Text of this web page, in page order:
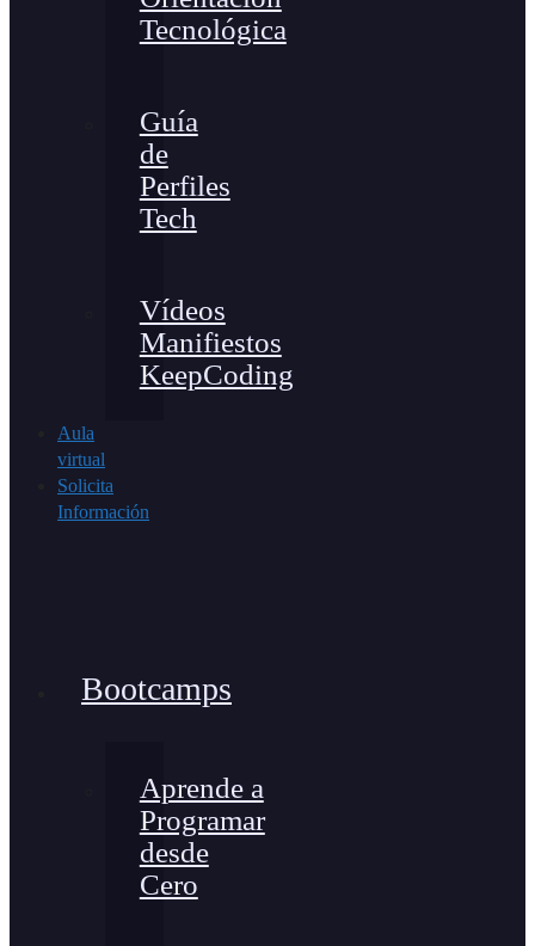
Tecnológica
Guía
de
Perfiles
Tech
Vídeos
Manifiestos
KeepCoding
Aula
virtual
Solicita
Información
Bootcamps
Aprende a
Programar
desde
Cero